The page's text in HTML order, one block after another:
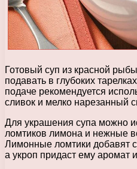
Готовый суп из красной
подавать в глубоких
подаче рекомендуется
сливок и мелко нарезанный
Для украшения супа можно
ломтиков лимона и нежные
Лимонные ломтики добавят
а укроп придаст ему аромат